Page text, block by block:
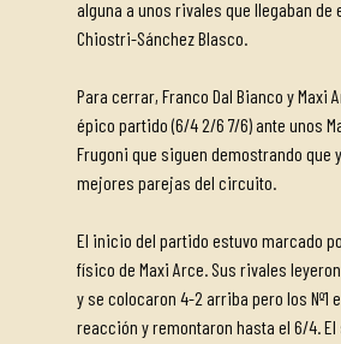
alguna a unos rivales que llegaban de
Chiostri-Sánchez Blasco.
Para cerrar, Franco Dal Bianco y Maxi
épico partido (6/4 2/6 7/6) ante unos
Frugoni que siguen demostrando que
mejores parejas del circuito.
El inicio del partido estuvo marcado
físico de Maxi Arce. Sus rivales
y se colocaron 4-2 arriba pero los Nº1
reacción y remontaron hasta el 6/4. El